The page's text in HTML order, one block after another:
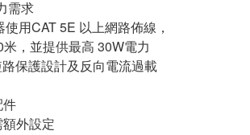
需求
用CAT 5E 以上網路佈線，
，並提供最高 30W電力
保護設計及反向電流過載
件
外設定